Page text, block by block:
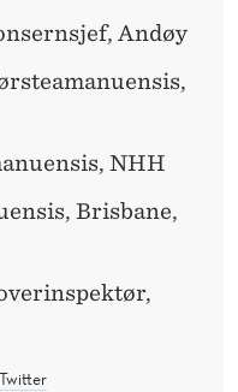
Andøy
NHH
Brisbane,